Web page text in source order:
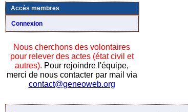
Accès membres
Connexion
Nous cherchons des volontaires
pour relever des actes (état civil et
autres). Pour rejoindre l'équipe,
merci de nous contacter par mail via
contact@geneoweb.org